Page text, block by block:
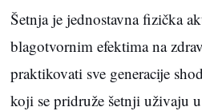
Šetnja je jednostavna fizička
blagotvornim efektima na
praktikovati sve generacije
koji se pridruže šetnji uživaju